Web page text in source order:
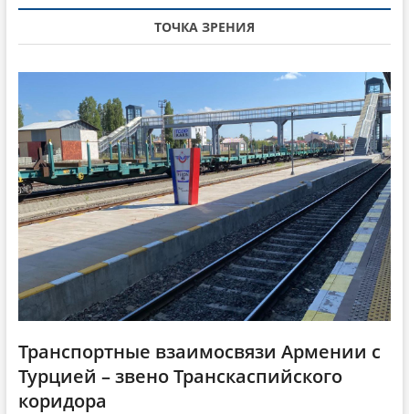
v
i
g
a
t
i
o
n
с
т
ь
я
:
т
ь
я
:
ТОЧКА ЗРЕНИЯ
Транспортные взаимосвязи Армении с
Турцией – звено Транскаспийского
коридора